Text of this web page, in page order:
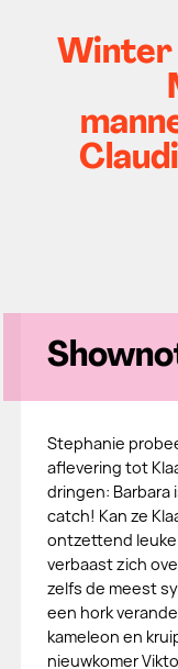
Winter
Stephanie
aflevering tot
dringen: Barbara
catch! Kan ze
ontzettend
verbaast zich
zelfs de meest
een hork
kameleon en
nieuwkomer